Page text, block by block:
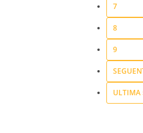
7
8
9
ULTIMA